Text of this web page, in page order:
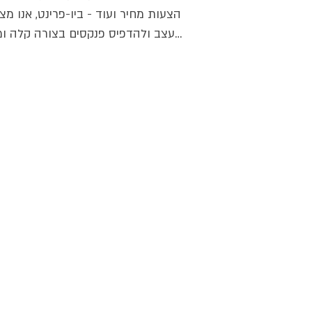
הצעות מחיר ועוד - ביו-פרינט, אנו
לעצב ולהדפיס פנקסים בצורה קלה